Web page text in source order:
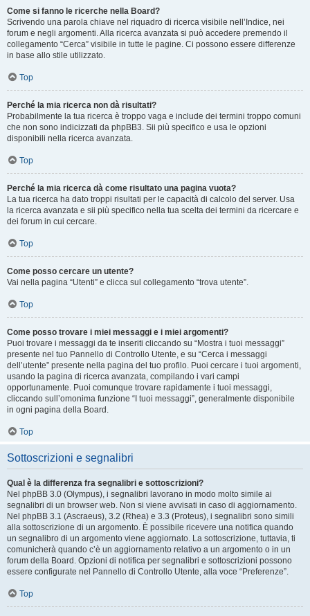
Come si fanno le ricerche nella Board?
Scrivendo una parola chiave nel riquadro di ricerca visibile nell’Indice, nei
forum e negli argomenti. Alla ricerca avanzata si può accedere premendo il
collegamento “Cerca” visibile in tutte le pagine. Ci possono essere differenze
in base allo stile utilizzato.
Top
Perché la mia ricerca non dà risultati?
Probabilmente la tua ricerca è troppo vaga e include dei termini troppo comuni
che non sono indicizzati da phpBB3. Sii più specifico e usa le opzioni
disponibili nella ricerca avanzata.
Top
Perché la mia ricerca dà come risultato una pagina vuota?
La tua ricerca ha dato troppi risultati per le capacità di calcolo del server. Usa
la ricerca avanzata e sii più specifico nella tua scelta dei termini da ricercare e
dei forum in cui cercare.
Top
Come posso cercare un utente?
Vai nella pagina “Utenti” e clicca sul collegamento “trova utente”.
Top
Come posso trovare i miei messaggi e i miei argomenti?
Puoi trovare i messaggi da te inseriti cliccando su “Mostra i tuoi messaggi”
presente nel tuo Pannello di Controllo Utente, e su “Cerca i messaggi
dell’utente” presente nella pagina del tuo profilo. Puoi cercare i tuoi argomenti,
usando la pagina di ricerca avanzata, compilando i vari campi
opportunamente. Puoi comunque trovare rapidamente i tuoi messaggi,
cliccando sull’omonima funzione “I tuoi messaggi”, generalmente disponibile
in ogni pagina della Board.
Top
Sottoscrizioni e segnalibri
Qual è la differenza fra segnalibri e sottoscrizioni?
Nel phpBB 3.0 (Olympus), i segnalibri lavorano in modo molto simile ai
segnalibri di un browser web. Non si viene avvisati in caso di aggiornamento.
Nel phpBB 3.1 (Ascraeus), 3.2 (Rhea) e 3.3 (Proteus), i segnalibri sono simili
alla sottoscrizione di un argomento. È possibile ricevere una notifica quando
un segnalibro di un argomento viene aggiornato. La sottoscrizione, tuttavia, ti
comunicherà quando c’è un aggiornamento relativo a un argomento o in un
forum della Board. Opzioni di notifica per segnalibri e sottoscrizioni possono
essere configurate nel Pannello di Controllo Utente, alla voce “Preferenze”.
Top